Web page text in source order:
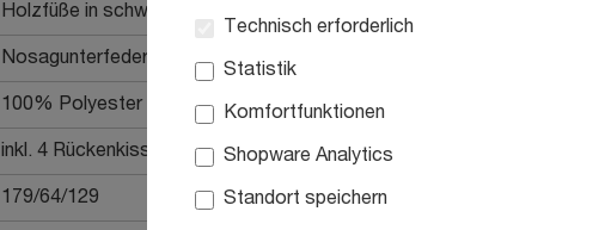
Holzfüße in schwarz lackiert
Nosagunterfederung auf Polyätherschaum
100% Polyester
inkl. 4 Rückenkissen, 3 mittlere Kissen, 2 Zierkissen
179/64/129
Technisch erforderlich
Statistik
Komfortfunktionen
Shopware Analytics
Standort speichern